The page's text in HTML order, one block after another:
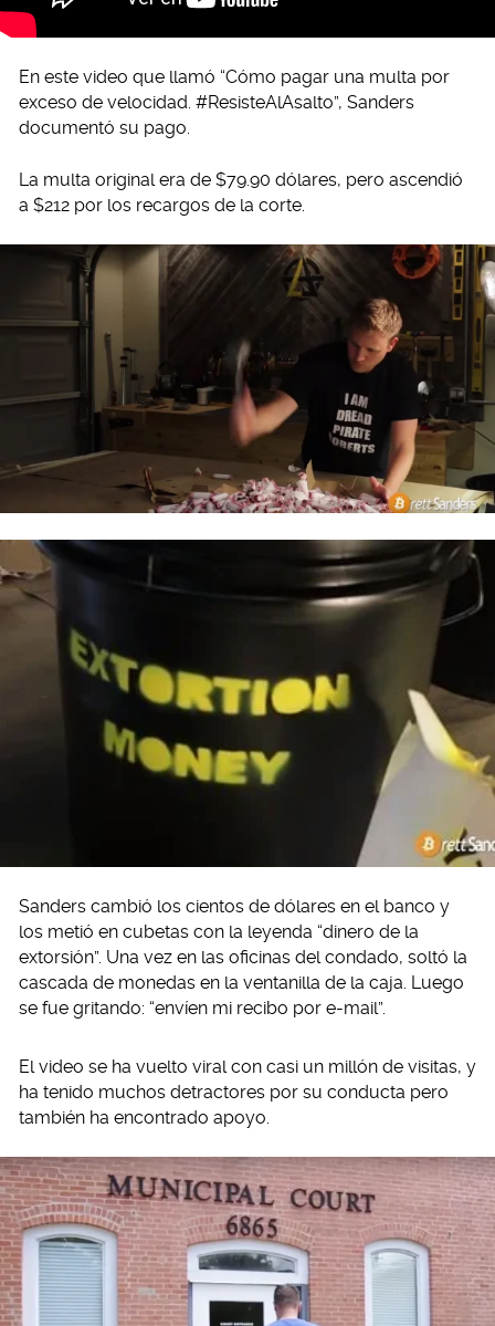
En este video que llamó “Cómo pagar una multa por
exceso de velocidad. #ResisteAlAsalto”, Sanders
documentó su pago.
La multa original era de $79.90 dólares, pero ascendió
a $212 por los recargos de la corte.
Sanders cambió los cientos de dólares en el banco y
los metió en cubetas con la leyenda “dinero de la
extorsión”. Una vez en las oficinas del condado, soltó la
cascada de monedas en la ventanilla de la caja. Luego
se fue gritando: “envíen mi recibo por e-mail”.
El video se ha vuelto viral con casi un millón de visitas, y
ha tenido muchos detractores por su conducta pero
también ha encontrado apoyo.